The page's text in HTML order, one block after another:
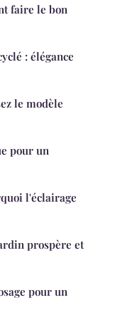
faire le bon
: élégance
le modèle
pour un
l'éclairage
prospère et
pour un